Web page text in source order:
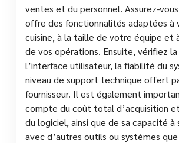
ventes et du personnel. Assurez-
offre des fonctionnalités adaptées à
cuisine, à la taille de votre équipe et
de vos opérations. Ensuite, vérifiez
l’interface utilisateur, la fiabilité du
niveau de support technique offert
fournisseur. Il est également
compte du coût total d’acquisition
du logiciel, ainsi que de sa capacité à
avec d’autres outils ou systèmes